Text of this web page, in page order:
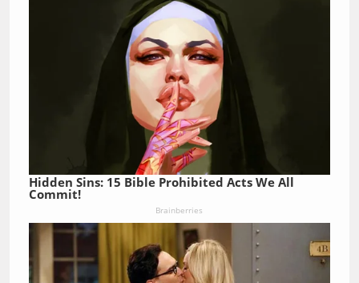
Hidden Sins: 15 Bible Prohibited Acts We All
Commit!
Brainberries